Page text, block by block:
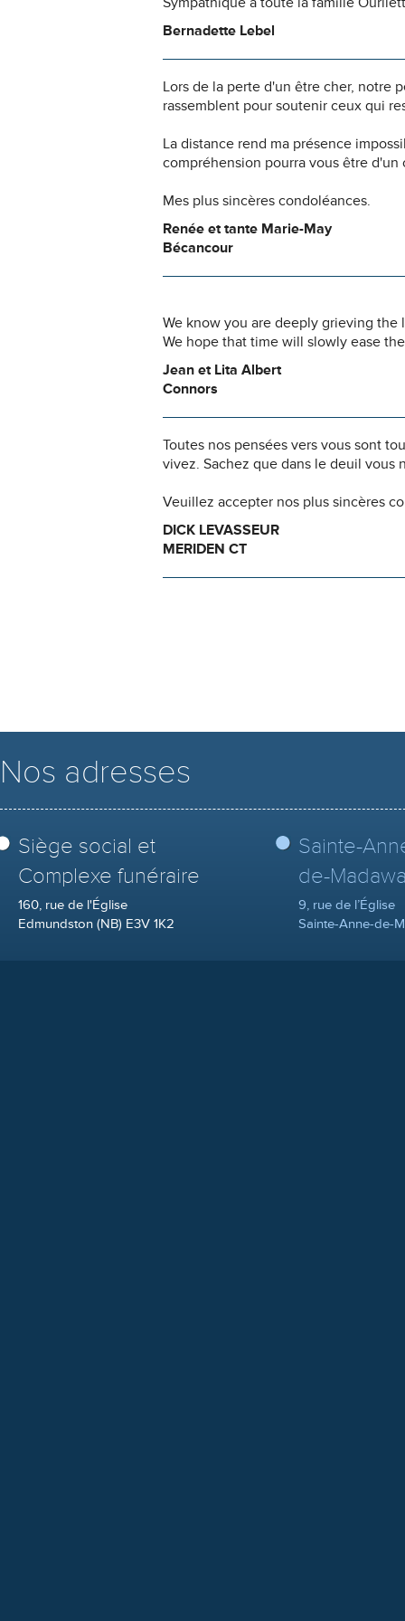
Bernadette Lebel
Lors de la perte d'un être cher, notre
rassemblent pour soutenir ceux qui
La distance rend ma présence
compréhension pourra vous être d'un
Mes plus sincères condoléances.
Renée et tante Marie-May
Bécancour
We know you are deeply grieving the
We hope that time will slowly ease
Jean et Lita Albert
Connors
Toutes nos pensées vers vous sont
vivez. Sachez que dans le deuil vous
Veuillez accepter nos plus sincères
DICK LEVASSEUR
MERIDEN CT
Nos adresses
Siège social et
Complexe funéraire
160, rue de l'Église
Edmundston (NB) E3V 1K2
Sainte-
de-
9, rue de l’Église
Sainte-Anne-de-